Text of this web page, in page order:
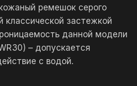
ремешок серого
классической застежкой
данной модели
– допускается
с водой.